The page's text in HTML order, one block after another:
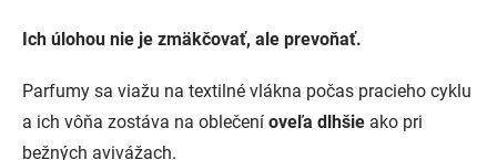
Ich úlohou nie je zmäkčovať, ale prevoňať.
Parfumy sa viažu na textilné vlákna počas pracieho cyklu
a ich vôňa zostáva na oblečení oveľa dlhšie ako pri
bežných avivážach.